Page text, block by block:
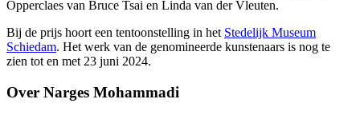
Opperclaes van Bruce Tsai en Linda van der Vleuten. ​
Bij de prijs hoort een tentoonstelling in het Stedelijk Museum
Schiedam. Het werk van de genomineerde kunstenaars is nog te
zien tot en met 23 juni 2024.
Over Narges Mohammadi